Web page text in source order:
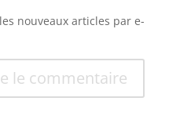
nouveaux articles par e-
le commentaire